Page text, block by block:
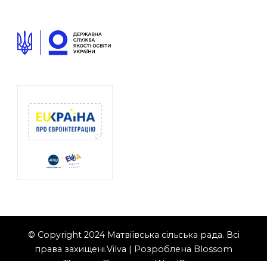
© Copyright 2024 Матвіївська сільська рада. Всі
права захищені.Vilva | Розроблена Blossom